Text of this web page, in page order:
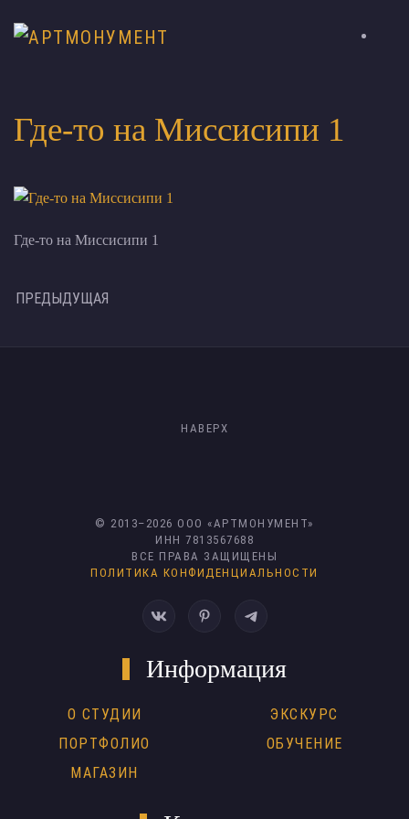
Где-то на Миссисипи 1
Где-то на Миссисипи 1
ПРЕДЫДУЩАЯ
НАВЕРХ
© 2013– 2026 ООО «АРТМОНУМЕНТ»
ИНН 7813567688
ВСЕ ПРАВА ЗАЩИЩЕНЫ
ПОЛИТИКА КОНФИДЕНЦИАЛЬНОСТИ
Информация
О СТУДИИ
ПОРТФОЛИО
МАГАЗИН
ЭКСКУРС
ОБУЧЕНИЕ